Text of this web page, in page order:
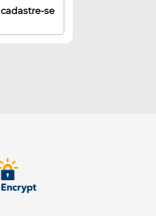
cadastre-se